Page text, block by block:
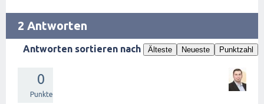
2 Antworten
Antworten sortieren nach Älteste Neueste Punktzahl
0
Punkte